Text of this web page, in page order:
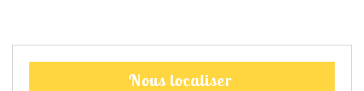
Nous localiser